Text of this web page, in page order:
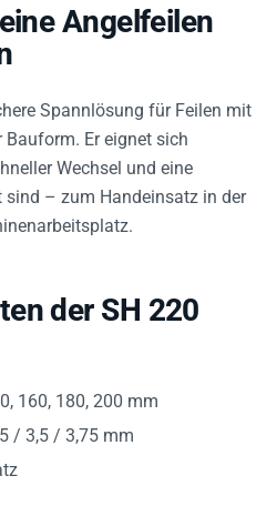
Angelfeilen
Spannlösung für Feilen mit
Er eignet sich
Wechsel und eine
sind – zum Handeinsatz in der
der SH 220
160, 180, 200 mm
/ 3,5 / 3,75 mm